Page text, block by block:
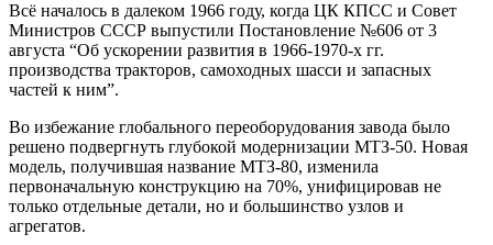
Всё началось в далеком 1966 году, когда ЦК КПСС и Совет
Министров СССР выпустили Постановление №606 от 3
августа “Об ускорении развития в 1966-1970-х гг.
производства тракторов, самоходных шасси и запасных
частей к ним”.
Во избежание глобального переоборудования завода было
решено подвергнуть глубокой модернизации МТЗ-50. Новая
модель, получившая название МТЗ-80, изменила
первоначальную конструкцию на 70%, унифицировав не
только отдельные детали, но и большинство узлов и
агрегатов.